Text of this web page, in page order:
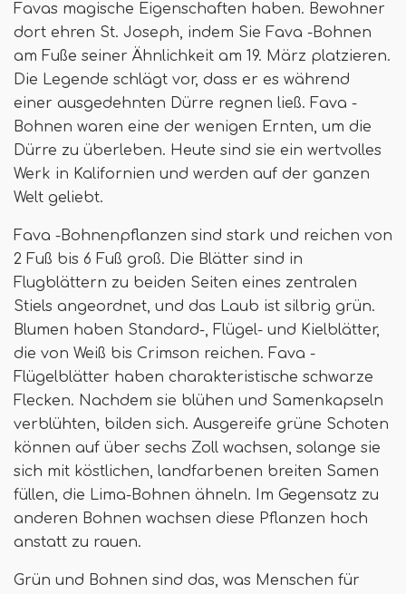
Favas magische Eigenschaften haben. Bewohner
dort ehren St. Joseph, indem Sie Fava -Bohnen
am Fuße seiner Ähnlichkeit am 19. März platzieren.
Die Legende schlägt vor, dass er es während
einer ausgedehnten Dürre regnen ließ. Fava -
Bohnen waren eine der wenigen Ernten, um die
Dürre zu überleben. Heute sind sie ein wertvolles
Werk in Kalifornien und werden auf der ganzen
Welt geliebt.
Fava -Bohnenpflanzen sind stark und reichen von
2 Fuß bis 6 Fuß groß. Die Blätter sind in
Flugblättern zu beiden Seiten eines zentralen
Stiels angeordnet, und das Laub ist silbrig grün.
Blumen haben Standard-, Flügel- und Kielblätter,
die von Weiß bis Crimson reichen. Fava -
Flügelblätter haben charakteristische schwarze
Flecken. Nachdem sie blühen und Samenkapseln
verblühten, bilden sich. Ausgereife grüne Schoten
können auf über sechs Zoll wachsen, solange sie
sich mit köstlichen, landfarbenen breiten Samen
füllen, die Lima-Bohnen ähneln. Im Gegensatz zu
anderen Bohnen wachsen diese Pflanzen hoch
anstatt zu rauen.
Grün und Bohnen sind das, was Menschen für